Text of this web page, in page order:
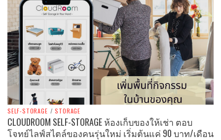
SELF-STORAGE / STORAGE
CLOUDROOM SELF-STORAGE ห้องเก็บของให้เช่า ตอบ
โจทย์ไลฟ์สไตล์ของคนรุ่นใหม่ เริ่มต้นแค่ 90 บาท/เดือน